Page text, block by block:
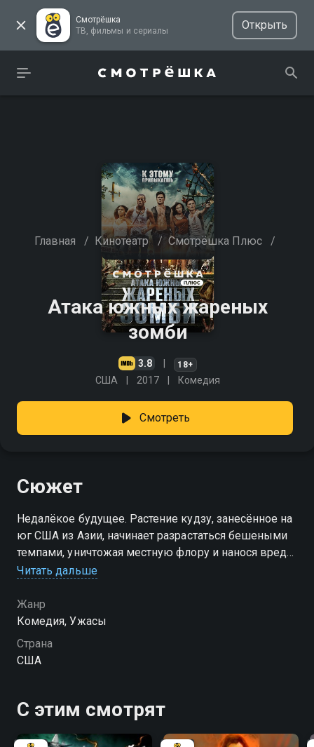
Смотрёшка
ТВ, фильмы и сериалы
Открыть
Главная / Кинотеатр / Смотрёшка Плюс /
Атака южных жареных
зомби
3.8 18+
США 2017 Комедия
Смотреть
Сюжет
Недалёкое будущее. Растение кудзу, занесённое на
юг США из Азии, начинает разрастаться бешеными
темпами, уничтожая местную флору и нанося вред
инфраструктуре. Для борьбы с ним учёные
испытания. Но вместо уничтожения кудзу химикат
заставляет его мутировать и, попав через мясо коз
в организм людей, превращает последних в
кровожадных зомби.
Читать дальше
Жанр
Комедия, Ужасы
Страна
США
С этим смотрят